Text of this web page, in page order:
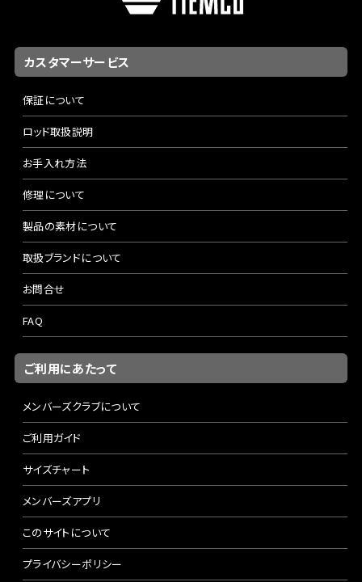
カスタマーサービス
保証について
ロッド取扱説明
お手入れ方法
修理について
製品の素材について
取扱ブランドについて
お問合せ
FAQ
ご利用にあたって
メンバーズクラブについて
ご利用ガイド
サイズチャート
メンバーズアプリ
このサイトについて
プライバシーポリシー